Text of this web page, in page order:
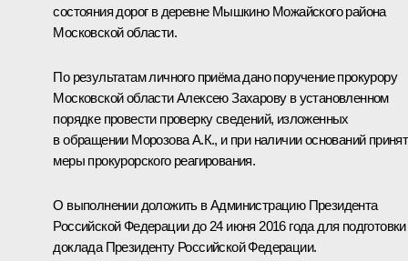
состояния дорог в деревне Мышкино Можайского района
Московской области.
По результатам личного приёма дано поручение прокурору
Московской области Алексею Захарову в установленном
порядке провести проверку сведений, изложенных
в обращении Морозова А.К., и при наличии оснований
меры прокурорского реагирования.
О выполнении доложить в Администрацию Президента
Российской Федерации до 24 июня 2016 года для подготовки
доклада Президенту Российской Федерации.